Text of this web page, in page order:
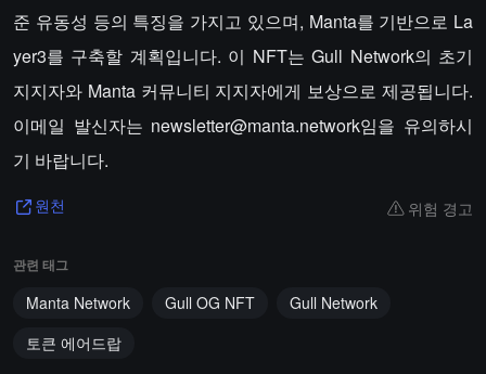
준 유동성 등의 특징을 가지고 있으며, Manta를 기반으로 La
yer3를 구축할 계획입니다. 이 NFT는 Gull Network의 초기
지지자와 Manta 커뮤니티 지지자에게 보상으로 제공됩니다.
이메일 발신자는 newsletter@manta.network임을 유의하시
기 바랍니다.
원천 위험 경고
관련 태그
Manta Network Gull OG NFT
Gull Network
토큰 에어드랍